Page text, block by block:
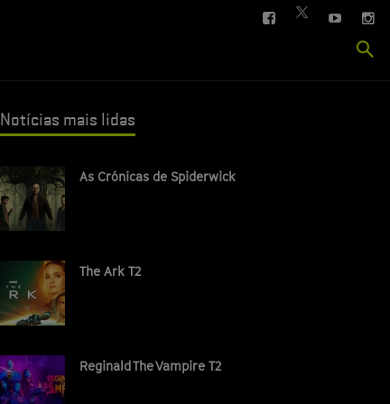
FACEBOOK
TWITTER
YOUTUBE
Notícias mais lidas
As Crónicas de Spiderwick
The Ark T2
Reginald The Vampire T2